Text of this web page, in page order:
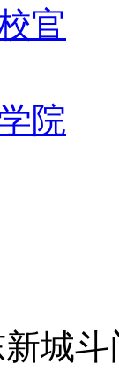
官
院
城